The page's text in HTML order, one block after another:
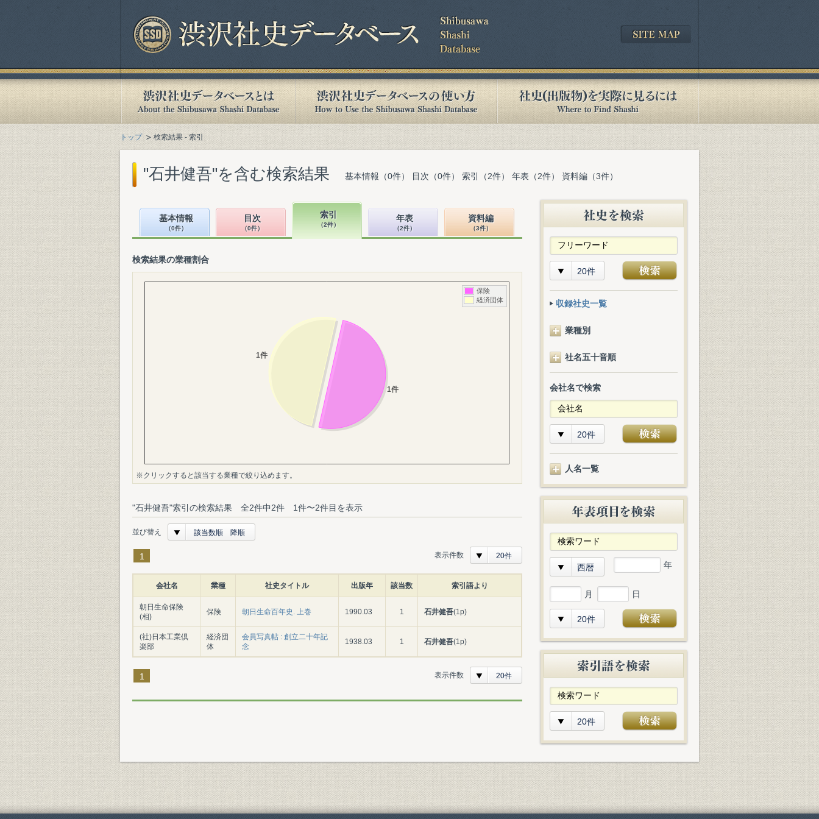
トップ 検索結果 - 索引
"石井健吾"を含む検索結果 基本情報（0件） 目次（0件） 索引（2件） 年表（2件） 資料編（3件）
基本情報
（0件）
目次
（0件）
索引
（2件）
年表
（2件）
資料編
（3件）
検索結果の業種割合
※クリックすると該当する業種で絞り込めます。
"石井健吾"索引の検索結果 全2件中2件 1件〜2件目を表示
並び替え 該当数順 降順
1 表示件数 20件
会社名 業種 社史タイトル 出版年 該当数 索引語より
朝日生命保険
(相)
保険 朝日生命百年史. 上巻 1990.03 1 石井健吾(1p)
(社)日本工業倶
楽部
経済団
体
会員写真帖 : 創立二十年記
念
1938.03 1 石井健吾(1p)
1 表示件数 20件
20件
収録社史一覧
業種別
社名五十音順
会社名で検索
20件
人名一覧
西暦 年
月 日
20件
20件